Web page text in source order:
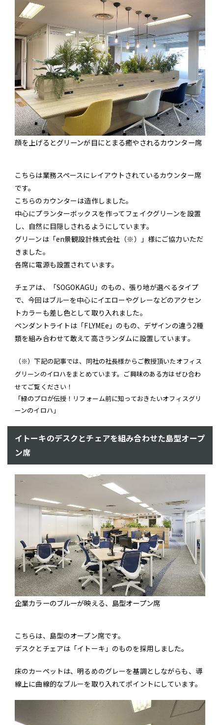
顔を上げるとグリーンが目にとまる癒やされるカウンター席
こちらは業務スペースにレイアウトされているカウンター席
です。
こちらのカウンターは造作しました。
中心にプランターボックスを作ってフェイクグリーンを設置
し、自然に目隠しされるようにしています。
グリーンは「en景観設計株式会社（※）」様にご協力いただ
きました。
各席に電源も設置されています。
チェアは、「SOGOKAGU」のもの、張り地が選べるタイプ
で、今回はブルーを中心にイエローやグレーなどのアクセン
トカラーも差し色として取り入れました。
ペンダントライトは「FLYMEe」のもの、デザインの違う2種
類を組み合わせて敢えて高さランダムに設置しています。
（※）下記の記事では、同社の社長様からご教授頂いたオフィス
グリーンのイロハをまとめています。ご興味のある方はぜひ合わ
せてご覧ください！
「緑のプロが伝授！リフォーム前に知っておきたいオフィスグリ
ーンのイロハ」
イトーキのデスクとチェアを組み合わせた島型オープ
ン席
企業カラーのブルーが映える、島型オープン席
こちらは、島型のオープン席です。
デスクとチェアは「イトーキ」のものを採用しました。
床のカーペットは、明るめのグレーを基調としながらも、導
線上に曲線的なブルーを取り入れてポイントにしています。